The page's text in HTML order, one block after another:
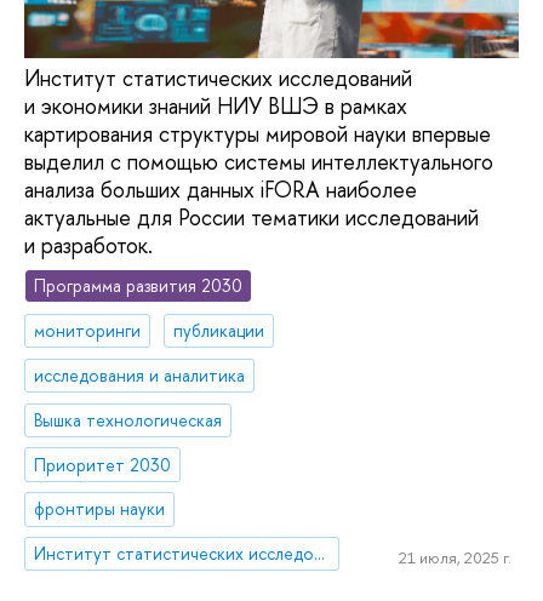
Институт статистических исследований
и экономики знаний НИУ ВШЭ в рамках
картирования структуры мировой науки впервые
выделил с помощью системы интеллектуального
анализа больших данных iFORA наиболее
актуальные для России тематики исследований
и разработок.
Программа развития 2030
мониторинги
публикации
исследования и аналитика
Вышка технологическая
Приоритет 2030
фронтиры науки
Институт статистических исследований и экономики знаний
21 июля, 2025 г.